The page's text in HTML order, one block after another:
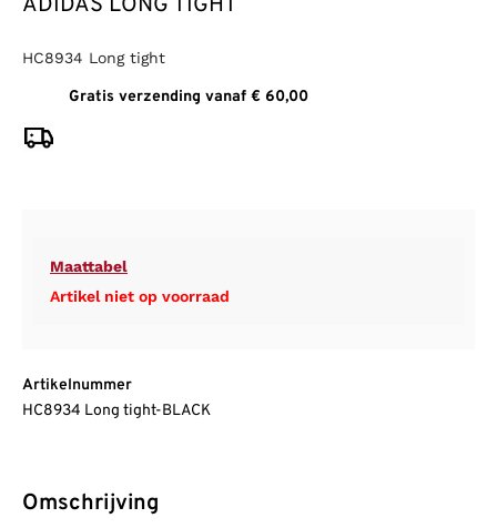
ADIDAS LONG TIGHT
HC8934 Long tight
Gratis verzending vanaf € 60,00
Maattabel
Artikel niet op voorraad
Artikelnummer
HC8934 Long tight-BLACK
Omschrijving